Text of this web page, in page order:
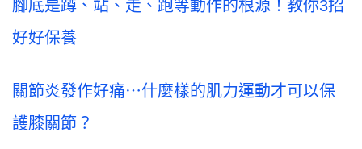
腳底是蹲、站、走、跑等動作的根源！教你3招
好好保養
關節炎發作好痛⋯什麼樣的肌力運動才可以保
護膝關節？